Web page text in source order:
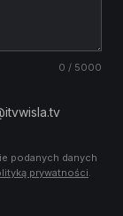
0 / 5000
podanych danych
prywatności.